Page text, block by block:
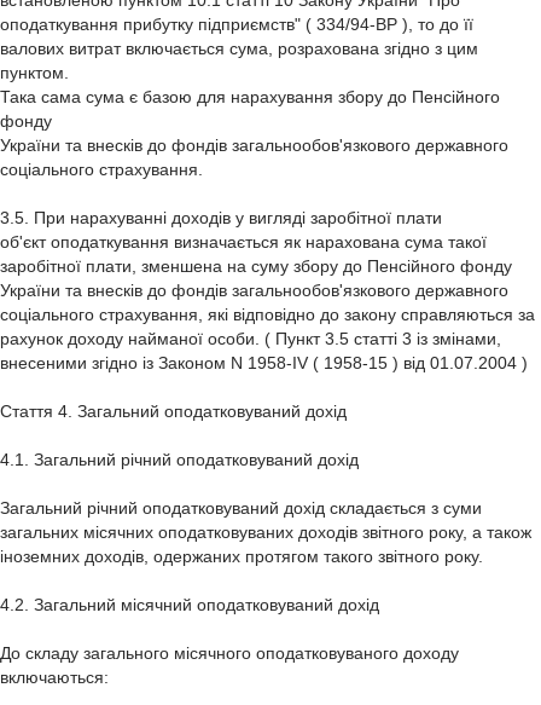
оподаткування прибутку підприємств" ( 334/94-ВР ), то до її
валових витрат включається сума, розрахована згідно з цим
пунктом.
Така сама сума є базою для нарахування збору до Пенсійного
фонду
України та внесків до фондів загальнообов'язкового державного
соціального страхування.
3.5. При нарахуванні доходів у вигляді заробітної плати
об'єкт оподаткування визначається як нарахована сума такої
заробітної плати, зменшена на суму збору до Пенсійного фонду
України та внесків до фондів загальнообов'язкового державного
соціального страхування, які відповідно до закону справляються за
рахунок доходу найманої особи. ( Пункт 3.5 статті 3 із змінами,
внесеними згідно із Законом N 1958-IV ( 1958-15 ) від 01.07.2004 )
Стаття 4. Загальний оподатковуваний дохід
4.1. Загальний річний оподатковуваний дохід
Загальний річний оподатковуваний дохід складається з суми
загальних місячних оподатковуваних доходів звітного року, а також
іноземних доходів, одержаних протягом такого звітного року.
4.2. Загальний місячний оподатковуваний дохід
До складу загального місячного оподатковуваного доходу
включаються: